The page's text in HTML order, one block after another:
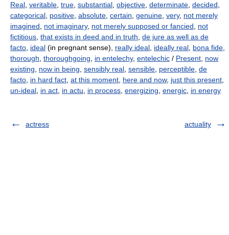
Real veritable true substantial objective determinate decided
categorical positive absolute certain genuine very, not merely
imagined
not imaginary, not merely supposed or fancied
not
fictitious that exists in deed and in truth de jure as well as de
facto ideal (in pregnant sense), really ideal ideally real bona fide
thorough thoroughgoing in entelechy, entelechic / Present now
existing
now in being sensibly real sensible perceptible de
facto in hard fact at this moment here and now, just this present
un-ideal in act in actu in process energizing energic in energy
actress actuality